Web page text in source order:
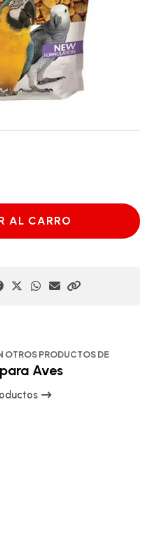
AL CARRO
OTROS PRODUCTOS DE
Aves